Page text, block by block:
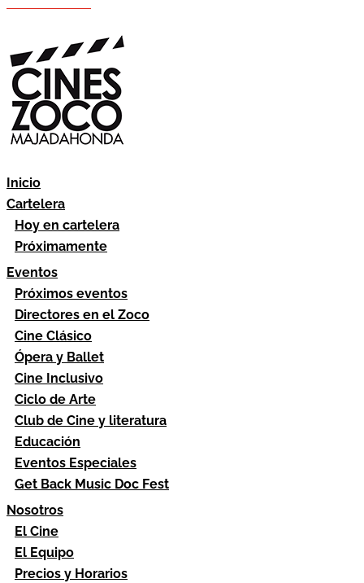
Inicio
Cartelera
Hoy en cartelera
Próximamente
Eventos
Próximos eventos
Directores en el Zoco
Cine Clásico
Ópera y Ballet
Cine Inclusivo
Ciclo de Arte
Club de Cine y literatura
Educación
Eventos Especiales
Get Back Music Doc Fest
Nosotros
El Cine
El Equipo
Precios y Horarios